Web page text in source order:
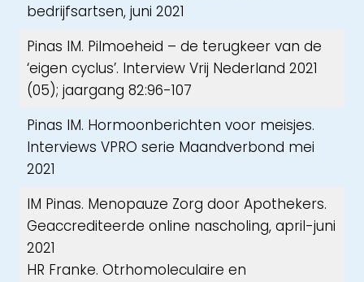
bedrijfsartsen, juni 2021
Pinas IM. Pilmoeheid – de terugkeer van de
‘eigen cyclus’. Interview Vrij Nederland 2021
(05); jaargang 82:96-107
Pinas IM. Hormoonberichten voor meisjes.
Interviews VPRO serie Maandverbond mei
2021
IM Pinas. Menopauze Zorg door Apothekers.
Geaccrediteerde online nascholing, april-juni
2021
HR Franke. Otrhomoleculaire en